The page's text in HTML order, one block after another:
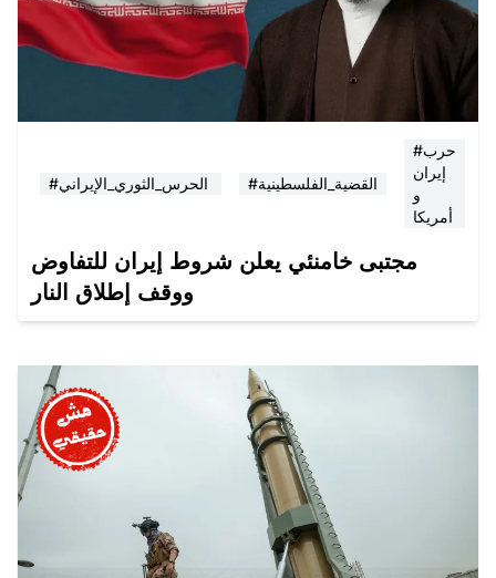
#القضية_الفلسطينية
#حرب
إيران
و
أمريكا
مجتبى خامنئي يعلن شروط إيران للتفاوض
ووقف إطلاق النار